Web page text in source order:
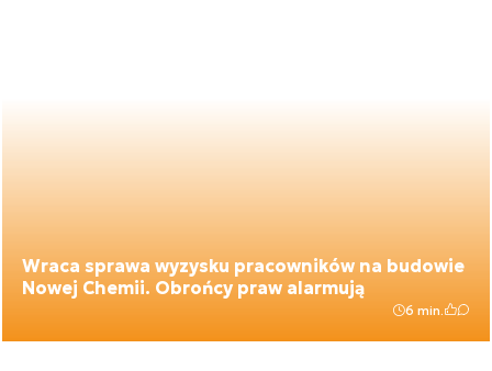
Wraca sprawa wyzysku pracowników na budowie
Nowej Chemii. Obrońcy praw alarmują
6 min.